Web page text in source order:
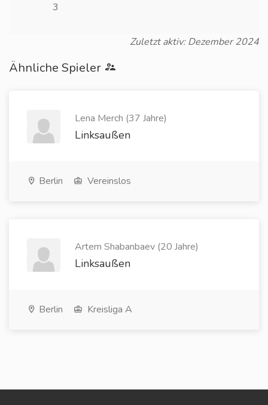
3
Zuletzt aktiv: Dezember 2024
Ähnliche Spieler
Lena Merch (37 Jahre)
Linksaußen
Berlin Vereinslos
Artem Shabanbaev (20 Jahre)
Linksaußen
Berlin Kreisliga A